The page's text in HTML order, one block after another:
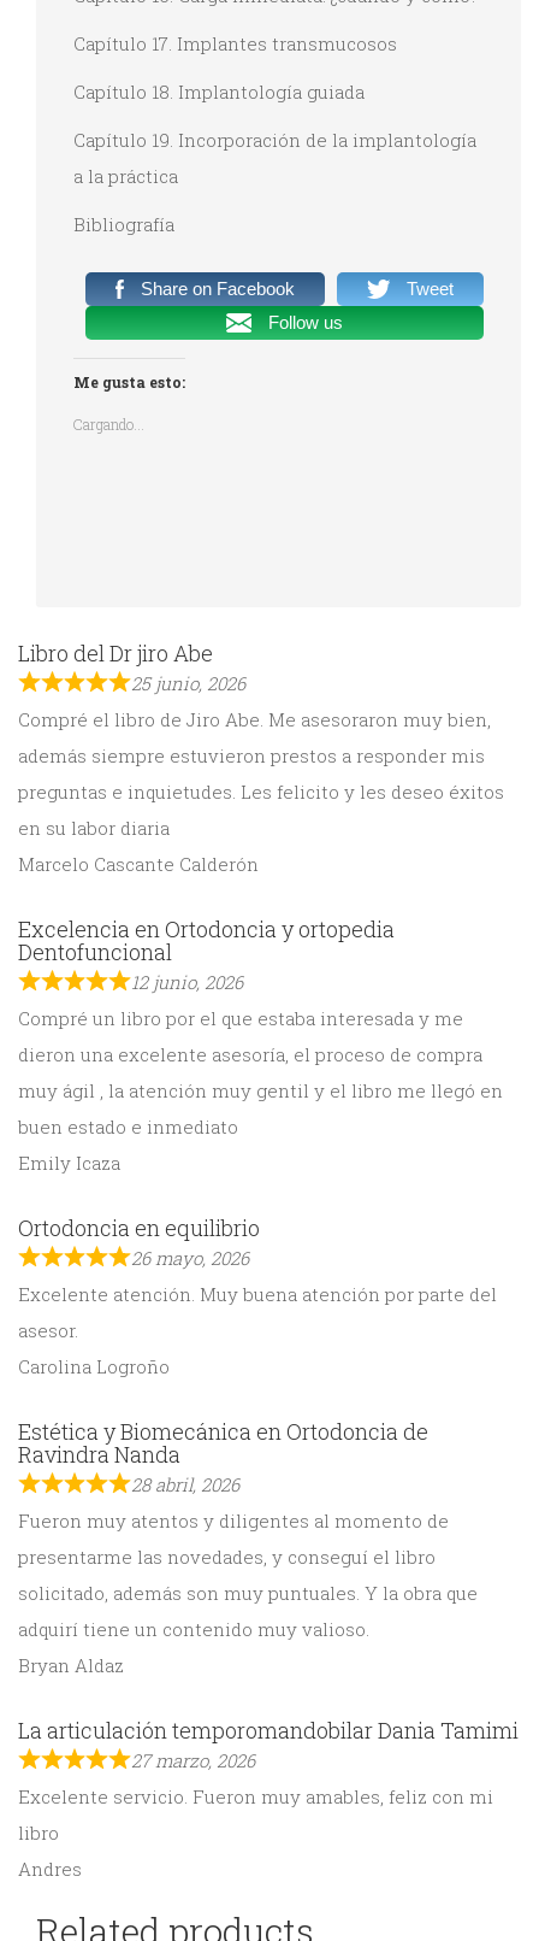
Capítulo 17. Implantes transmucosos
Capítulo 18. Implantología guiada
Capítulo 19. Incorporación de la implantología
a la práctica
Bibliografía
Share on Facebook
Tweet
Follow us
Me gusta esto:
Cargando...
Libro del Dr jiro Abe
25 junio, 2026
Compré el libro de Jiro Abe. Me asesoraron muy bien,
además siempre estuvieron prestos a responder mis
preguntas e inquietudes. Les felicito y les deseo éxitos
en su labor diaria
Marcelo Cascante Calderón
Excelencia en Ortodoncia y ortopedia
Dentofuncional
12 junio, 2026
Compré un libro por el que estaba interesada y me
dieron una excelente asesoría, el proceso de compra
muy ágil , la atención muy gentil y el libro me llegó en
buen estado e inmediato
Emily Icaza
Ortodoncia en equilibrio
26 mayo, 2026
Excelente atención. Muy buena atención por parte del
asesor.
Carolina Logroño
Estética y Biomecánica en Ortodoncia de
Ravindra Nanda
28 abril, 2026
Fueron muy atentos y diligentes al momento de
presentarme las novedades, y conseguí el libro
solicitado, además son muy puntuales. Y la obra que
adquirí tiene un contenido muy valioso.
Bryan Aldaz
La articulación temporomandobilar Dania Tamimi
27 marzo, 2026
Excelente servicio. Fueron muy amables, feliz con mi
libro
Andres
Related products